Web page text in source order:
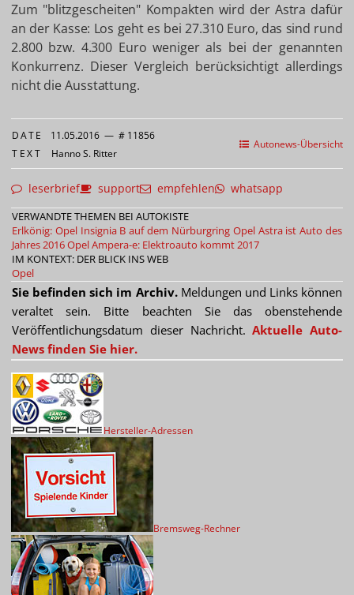
Zum "blitzgescheiten" Kompakten wird der Astra dafür
an der Kasse: Los geht es bei 27.310 Euro, das sind rund
2.800 bzw. 4.300 Euro weniger als bei der genannten
Konkurrenz. Dieser Vergleich berücksichtigt allerdings
nicht die Ausstattung.
Autonews-Übersicht
DATE 11.05.2016 — # 11856
TEXT Hanno S. Ritter
leserbrief support empfehlen whatsapp
VERWANDTE THEMEN BEI AUTOKISTE
Erlkönig: Opel Insignia B auf dem Nürburgring Opel Astra ist Auto des
Jahres 2016Opel Ampera-e: Elektroauto kommt 2017
IM KONTEXT: DER BLICK INS WEB
Opel
Sie befinden sich im Archiv.Meldungen und Links können
veraltet sein. Bitte beachten Sie das obenstehende
Veröffentlichungsdatum dieser Nachricht.Aktuelle Auto-
News finden Sie hier.
Hersteller-Adressen
Bremsweg-Rechner